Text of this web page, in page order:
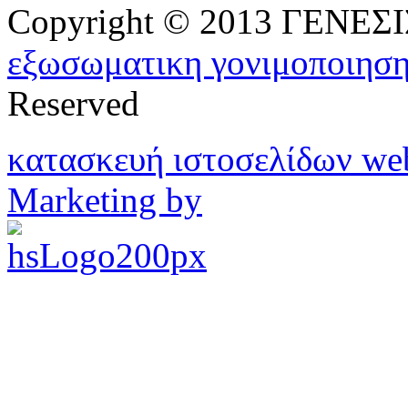
Copyright © 2013
εξωσωματικη
Reserved
κατασκευή ιστοσελίδων
Marketing by